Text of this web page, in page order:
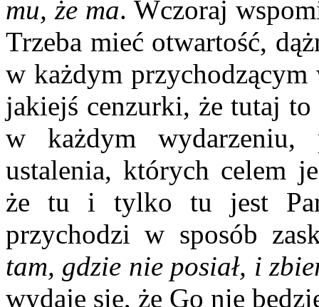
mu, że ma. Wczoraj
Trzeba mieć otwartość,
w każdym
jakiejś cenzurki, że tutaj
w każdym wydarzeniu,
ustalenia, których celem
że tu i tylko tu jest
przychodzi w sposób
tam, gdzie nie posiał, i
wydaje się, że Go nie